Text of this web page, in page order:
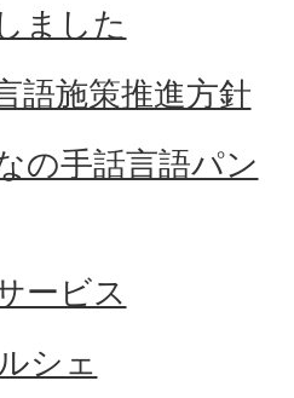
ました
語施策推進方針
の手話言語パン
ービス
シェ